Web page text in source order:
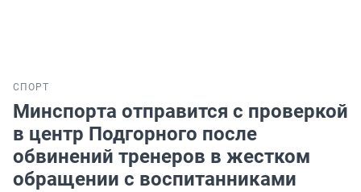
СПОРТ
Минспорта отправится с проверкой
в центр Подгорного после
обвинений тренеров в жестком
обращении с воспитанниками